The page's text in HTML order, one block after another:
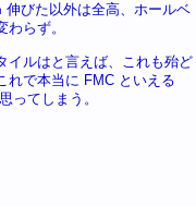
伸びた以外は全高、ホールベ
わらず。
イルはと言えば、これも殆ど
れで本当に FMC といえる
ってしまう。